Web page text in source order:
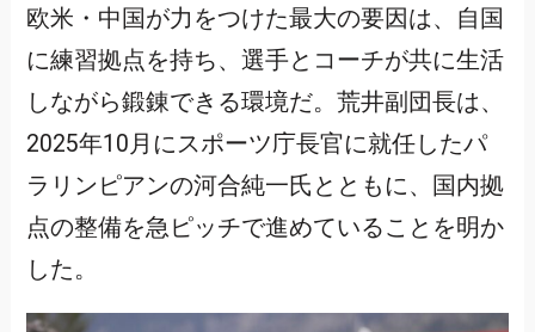
欧米・中国が力をつけた最大の要因は、自国
に練習拠点を持ち、選手とコーチが共に生活
しながら鍛錬できる環境だ。荒井副団長は、
2025年10月にスポーツ庁長官に就任したパ
ラリンピアンの河合純一氏とともに、国内拠
点の整備を急ピッチで進めていることを明か
した。